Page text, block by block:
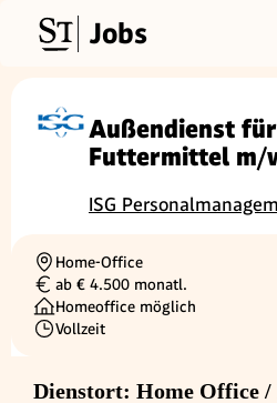
Jobs
Außendienst für
Futtermittel m/
ISG
Ortschaft
Home-Office
Gehalt
ab € 4.500 monatl.
Homeoffice möglich
Beschäftigungsart
Vollzeit
Dienstort: Home Office